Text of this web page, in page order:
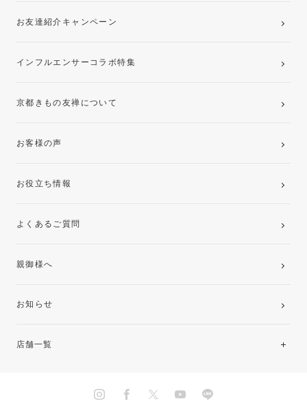
お友達紹介キャンペーン
インフルエンサーコラボ特集
京都きもの友禅について
お客様の声
お役立ち情報
よくあるご質問
親御様へ
お知らせ
店舗一覧